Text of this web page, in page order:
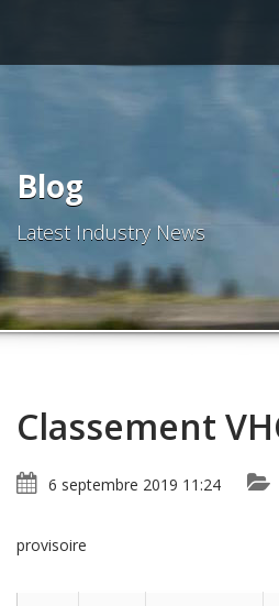
Blog
Latest Industry News
Classement
6 septembre 2019 11:24
provisoire